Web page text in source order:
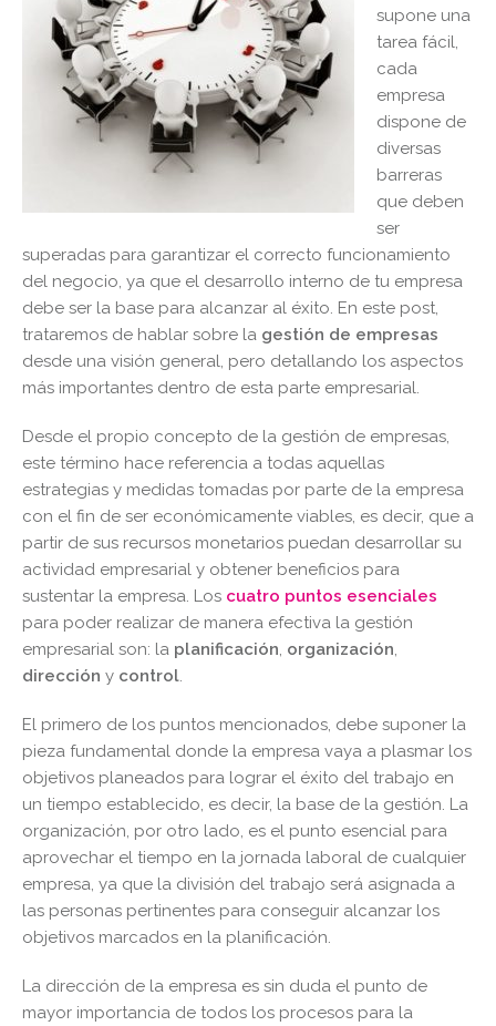
supone una
tarea fácil,
cada
empresa
dispone de
diversas
barreras
que deben
ser
superadas para garantizar el correcto funcionamiento
del negocio, ya que el desarrollo interno de tu empresa
debe ser la base para alcanzar al éxito. En este post,
trataremos de hablar sobre la gestión de empresas
desde una visión general, pero detallando los aspectos
más importantes dentro de esta parte empresarial.
Desde el propio concepto de la gestión de empresas,
este término hace referencia a todas aquellas
estrategias y medidas tomadas por parte de la empresa
con el fin de ser económicamente viables, es decir, que a
partir de sus recursos monetarios puedan desarrollar su
actividad empresarial y obtener beneficios para
sustentar la empresa. Los cuatro puntos esenciales
para poder realizar de manera efectiva la gestión
empresarial son: la planificación organización
dirección y control
El primero de los puntos mencionados, debe suponer la
pieza fundamental donde la empresa vaya a plasmar los
objetivos planeados para lograr el éxito del trabajo en
un tiempo establecido, es decir, la base de la gestión. La
organización, por otro lado, es el punto esencial para
aprovechar el tiempo en la jornada laboral de cualquier
empresa, ya que la división del trabajo será asignada a
las personas pertinentes para conseguir alcanzar los
objetivos marcados en la planificación.
La dirección de la empresa es sin duda el punto de
mayor importancia de todos los procesos para la